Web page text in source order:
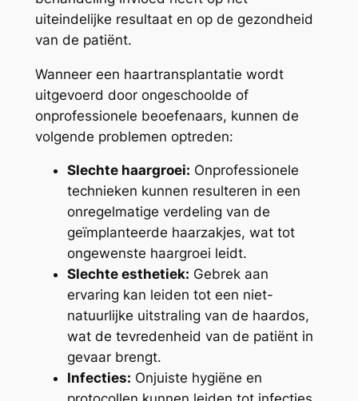
uiteindelijke resultaat en op de gezondheid
van de patiënt.
Wanneer een haartransplantatie wordt
uitgevoerd door ongeschoolde of
onprofessionele beoefenaars, kunnen de
volgende problemen optreden:
Slechte haargroei: Onprofessionele
technieken kunnen resulteren in een
onregelmatige verdeling van de
geïmplanteerde haarzakjes, wat tot
ongewenste haargroei leidt.
Slechte esthetiek: Gebrek aan
ervaring kan leiden tot een niet-
natuurlijke uitstraling van de haardos,
wat de tevredenheid van de patiënt in
gevaar brengt.
Infecties: Onjuiste hygiëne en